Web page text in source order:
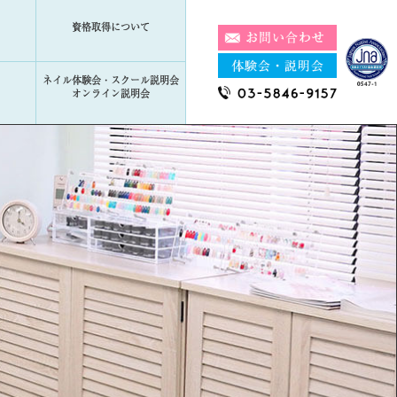
資格取得について
ネイル体験会・スクール説明会
オンライン説明会